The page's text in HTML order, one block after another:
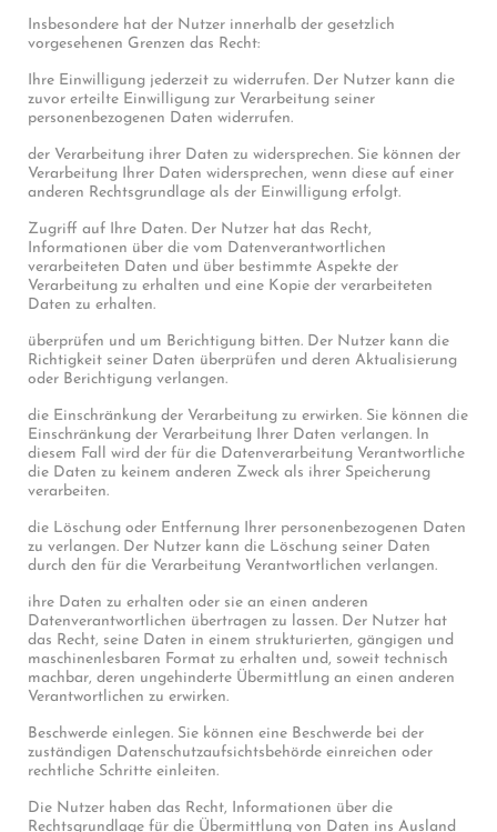
Insbesondere hat der Nutzer innerhalb der gesetzlich
vorgesehenen Grenzen das Recht:
Ihre Einwilligung jederzeit zu widerrufen. Der Nutzer kann die
zuvor erteilte Einwilligung zur Verarbeitung seiner
personenbezogenen Daten widerrufen.
der Verarbeitung ihrer Daten zu widersprechen. Sie können der
Verarbeitung Ihrer Daten widersprechen, wenn diese auf einer
anderen Rechtsgrundlage als der Einwilligung erfolgt.
Zugriff auf Ihre Daten. Der Nutzer hat das Recht,
Informationen über die vom Datenverantwortlichen
verarbeiteten Daten und über bestimmte Aspekte der
Verarbeitung zu erhalten und eine Kopie der verarbeiteten
Daten zu erhalten.
überprüfen und um Berichtigung bitten. Der Nutzer kann die
Richtigkeit seiner Daten überprüfen und deren Aktualisierung
oder Berichtigung verlangen.
die Einschränkung der Verarbeitung zu erwirken. Sie können die
Einschränkung der Verarbeitung Ihrer Daten verlangen. In
diesem Fall wird der für die Datenverarbeitung Verantwortliche
die Daten zu keinem anderen Zweck als ihrer Speicherung
verarbeiten.
die Löschung oder Entfernung Ihrer personenbezogenen Daten
zu verlangen. Der Nutzer kann die Löschung seiner Daten
durch den für die Verarbeitung Verantwortlichen verlangen.
ihre Daten zu erhalten oder sie an einen anderen
Datenverantwortlichen übertragen zu lassen. Der Nutzer hat
das Recht, seine Daten in einem strukturierten, gängigen und
maschinenlesbaren Format zu erhalten und, soweit technisch
machbar, deren ungehinderte Übermittlung an einen anderen
Verantwortlichen zu erwirken.
Beschwerde einlegen. Sie können eine Beschwerde bei der
zuständigen Datenschutzaufsichtsbehörde einreichen oder
rechtliche Schritte einleiten.
Die Nutzer haben das Recht, Informationen über die
Rechtsgrundlage für die Übermittlung von Daten ins Ausland